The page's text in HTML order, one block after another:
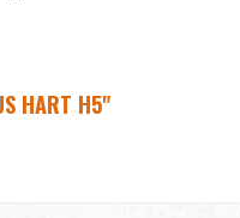
HART H5"